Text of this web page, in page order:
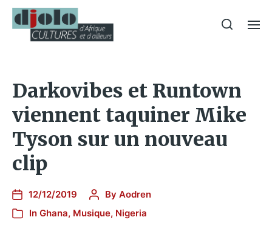
Darkovibes et Runtown
viennent taquiner Mike
Tyson sur un nouveau
clip
12/12/2019 By Aodren
In Ghana, Musique, Nigeria